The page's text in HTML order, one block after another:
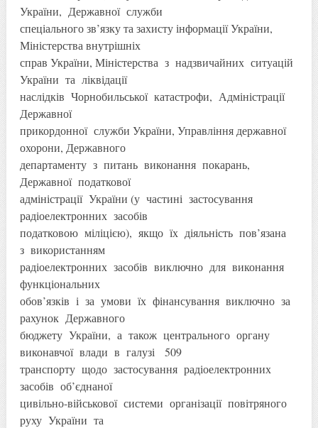
України, Державної служби
спеціального зв’язку та захисту інформації України,
Міністерства внутрішніх
справ України, Міністерства з надзвичайних ситуацій
України та ліквідації
наслідків Чорнобильської катастрофи, Адміністрації
Державної
прикордонної служби України, Управління державної
охорони, Державного
департаменту з питань виконання покарань,
Державної податкової
адміністрації України (у частині застосування
радіоелектронних засобів
податковою міліцією), якщо їх діяльність пов’язана
з використанням
радіоелектронних засобів виключно для виконання
функціональних
обов’язків і за умови їх фінансування виключно за
рахунок Державного
бюджету України, а також центрального органу
виконавчої влади в галузі 509
транспорту щодо застосування радіоелектронних
засобів об’єднаної
цивільно-військової системи організації повітряного
руху України та